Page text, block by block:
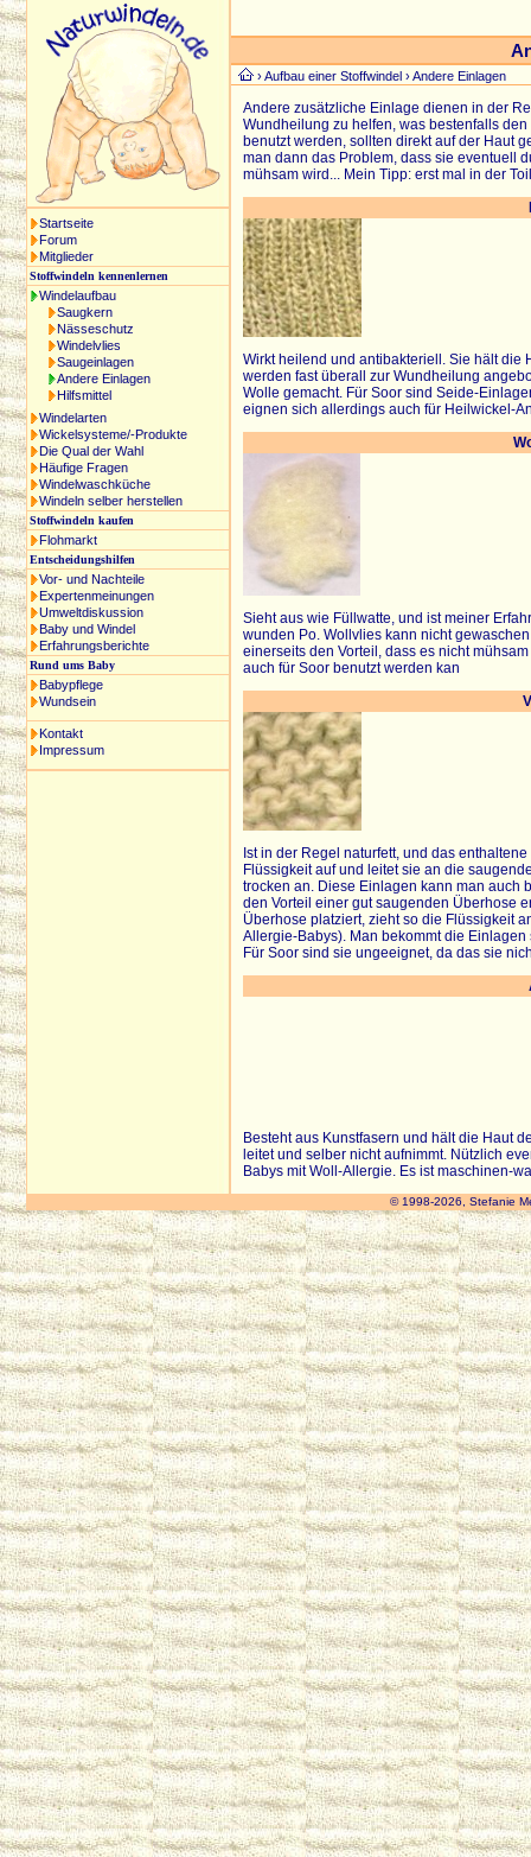
Startseite
Forum
Mitglieder
Stoffwindeln kennenlernen
Windelaufbau
Saugkern
Nässeschutz
Windelvlies
Saugeinlagen
Andere Einlagen
Hilfsmittel
Windelarten
Wickelsysteme/-Produkte
Die Qual der Wahl
Häufige Fragen
Windelwaschküche
Windeln selber herstellen
Stoffwindeln kaufen
Flohmarkt
Entscheidungshilfen
Vor- und Nachteile
Expertenmeinungen
Umweltdiskussion
Baby und Windel
Erfahrungsberichte
Rund ums Baby
Babypflege
Wundsein
Kontakt
Impressum
›Aufbau einer Stoffwindel › Andere Einlagen
Andere zusätzliche Einlage dienen in der
Wundheilung zu helfen, was bestenfalls
benutzt werden, sollten direkt auf der Haut
man dann das Problem, dass sie eventuell
mühsam wird... Mein Tipp: erst mal in der
Wirkt heilend und antibakteriell. Sie hält
werden fast überall zur Wundheilung
Wolle gemacht. Für Soor sind Seide-
eignen sich allerdings auch für Heilwickel-
Sieht aus wie Füllwatte, und ist meiner
wunden Po. Wollvlies kann nicht
einerseits den Vorteil, dass es nicht
auch für Soor benutzt werden kan
Ist in der Regel naturfett, und das
Flüssigkeit auf und leitet sie an die
trocken an. Diese Einlagen kann man auch
den Vorteil einer gut saugenden Überhose
Überhose platziert, zieht so die Flüssigkeit
Allergie-Babys). Man bekommt die
Für Soor sind sie ungeeignet, da das sie
Besteht aus Kunstfasern und hält die Haut
leitet und selber nicht aufnimmt. Nützlich
Babys mit Woll-Allergie. Es ist maschinen-
© 1998-2026, Stefanie